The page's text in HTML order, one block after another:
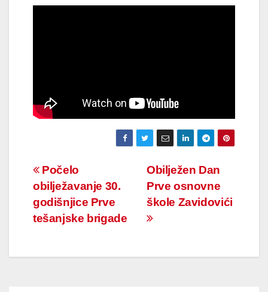
Navigacija
članaka
Obilježen Dan
Prve osnovne
škole Zavidovići
Počelo
obilježavanje 30.
godišnjice Prve
tešanjske brigade